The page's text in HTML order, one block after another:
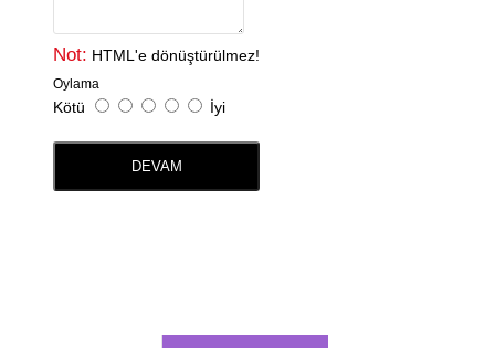
Not: HTML'e dönüştürülmez!
Oylama
Kötü İyi
DEVAM